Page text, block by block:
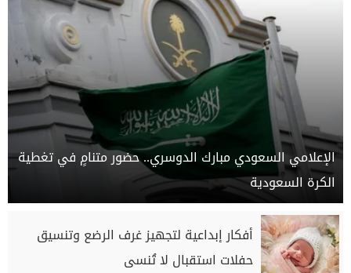
الإعلامي السعودي مبارك الدوسري.. حضور متنامٍ في تغطية
الكرة السعودية
أفكار إبداعية لتجهيز غرف الرضع وتنسيق
حفلات استقبال لا تُنسى